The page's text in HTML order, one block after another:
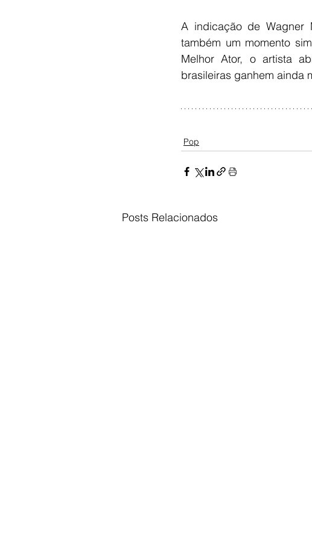
A indicação de Wagner
também um momento
Melhor Ator, o artista
brasileiras ganhem ainda
Pop
Posts Relacionados